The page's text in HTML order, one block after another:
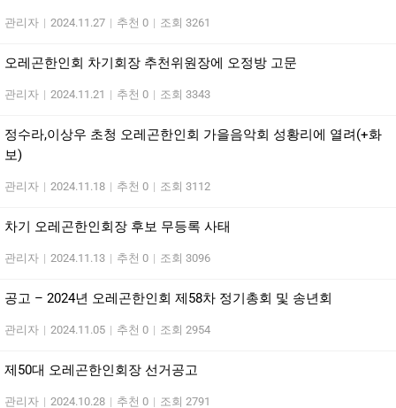
관리자 | 2024.11.27 | 추천 0 | 조회 3261
오레곤한인회 차기회장 추천위원장에 오정방 고문
관리자 | 2024.11.21 | 추천 0 | 조회 3343
정수라,이상우 초청 오레곤한인회 가을음악회 성황리에 열려(+화
보)
관리자 | 2024.11.18 | 추천 0 | 조회 3112
차기 오레곤한인회장 후보 무등록 사태
관리자 | 2024.11.13 | 추천 0 | 조회 3096
공고 – 2024년 오레곤한인회 제58차 정기총회 및 송년회
관리자 | 2024.11.05 | 추천 0 | 조회 2954
제50대 오레곤한인회장 선거공고
관리자 | 2024.10.28 | 추천 0 | 조회 2791